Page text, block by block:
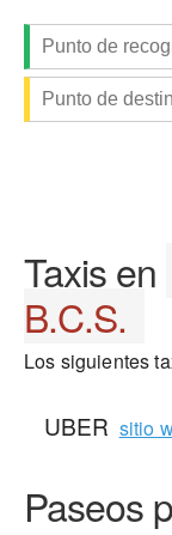
Taxis en
B.C.S.
Los siguientes
UBER sitio
Paseos